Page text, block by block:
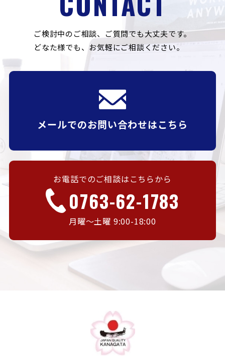
ご検討中のご相談、ご質問でも大丈夫です。
どなた様でも、お気軽にご相談ください。
メールでのお問い合わせはこちら
お電話でのご相談はこちらから
0763-62-1783
月曜〜土曜 9:00-18:00